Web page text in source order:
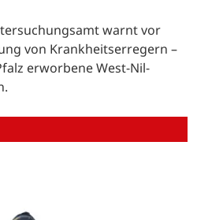
warnt vor
von Krankheitserregern –
erworbene West-Nil-